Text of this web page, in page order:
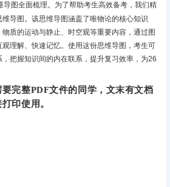
图全面梳理‌。为了帮助考生高效备考，我们精
导图。该思维导图涵盖了唯物论的核心知识
质的运动与静止、时空观等重要内容，通过图
理解、快速记忆。使用这份思维导图，考生可
把握知识间的内在联系，提升复习效率，为26
完整PDF文件的同学，文末有文档
印使用。